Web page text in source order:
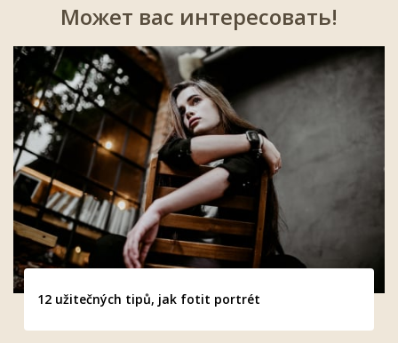
Может вас интересовать!
12 užitečných tipů, jak fotit portrét